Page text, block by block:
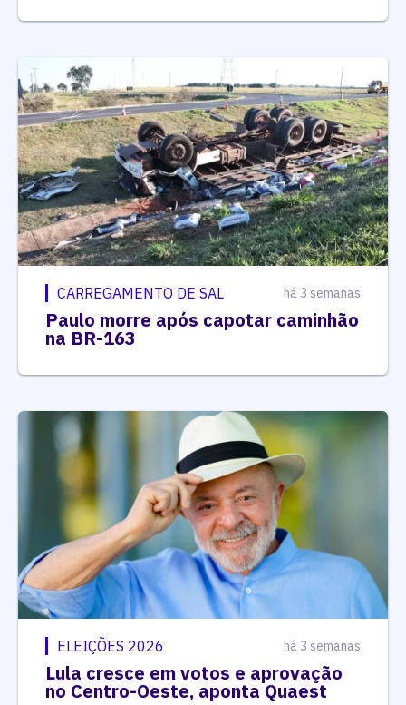
CARREGAMENTO DE SAL há 3 semanas
Paulo morre após capotar caminhão
na BR-163
ELEIÇÕES 2026 há 3 semanas
Lula cresce em votos e aprovação
no Centro-Oeste, aponta Quaest